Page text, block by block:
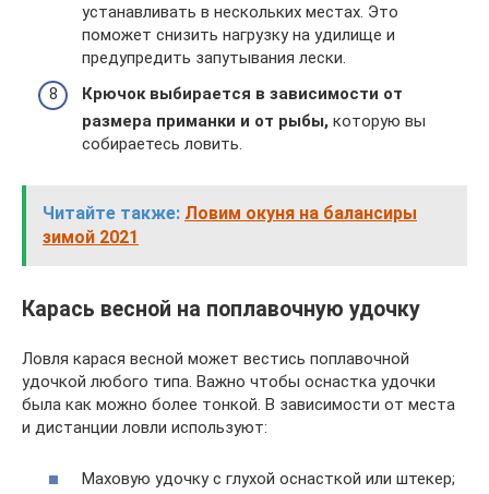
устанавливать в нескольких местах. Это
поможет снизить нагрузку на удилище и
предупредить запутывания лески.
Крючок выбирается в зависимости от
размера приманки и от рыбы, которую вы
собираетесь ловить.
Читайте также: Ловим окуня на балансиры
зимой 2021
Карась весной на поплавочную удочку
Ловля карася весной может вестись поплавочной
удочкой любого типа. Важно чтобы оснастка удочки
была как можно более тонкой. В зависимости от места
и дистанции ловли используют:
Маховую удочку с глухой оснасткой или штекер;